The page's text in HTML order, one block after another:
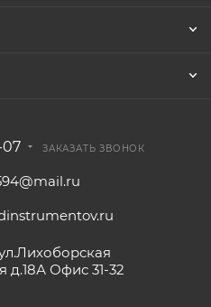
07 ЗАКАЗАТЬ ЗВОНОК
д.18А Офис 31-32